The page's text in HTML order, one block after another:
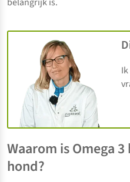
Waarom is Omega
hond?